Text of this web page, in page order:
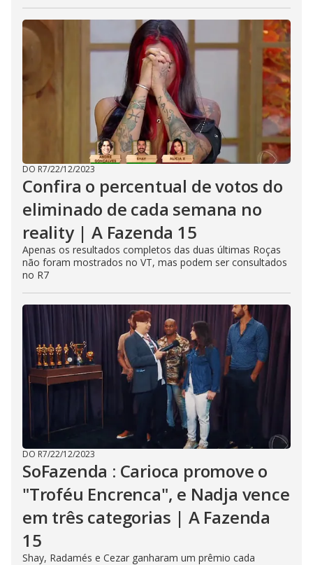
DO R7/22/12/2023
Confira o percentual de votos do
eliminado de cada semana no
reality | A Fazenda 15
Apenas os resultados completos das duas últimas Roças
não foram mostrados no VT, mas podem ser consultados
no R7
DO R7/22/12/2023
SoFazenda : Carioca promove o
"Troféu Encrenca", e Nadja vence
em três categorias | A Fazenda
15
Shay, Radamés e Cezar ganharam um prêmio cada